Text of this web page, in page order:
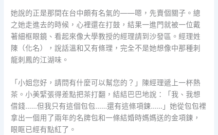
她說的正是那間在台中頗有名氣的——嗯，先賣個關子。總
之她走進去的時候，心裡還在打鼓，結果一進門就被一位戴
著細框眼鏡、看起來像大學教授的經理請到沙發區。經理姓
陳（化名），說話溫和又有條理，完全不是她想像中那種刺
龍刺鳳的江湖味。
「小姐您好，請問有什麼可以幫您的？」陳經理遞上一杯熱
茶。小美緊張得差點把茶打翻，結結巴巴地說：「我、我想
借錢……但我只有這個包包……還有這條項鍊……」她從包包裡
拿出一個用了兩年的名牌包和一條結婚時媽媽送的金項鍊，
眼眶已經有點紅了。